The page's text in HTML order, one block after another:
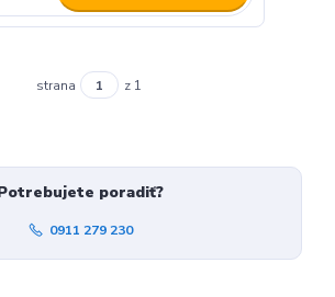
strana z 1
poradiť?
0911 279 230